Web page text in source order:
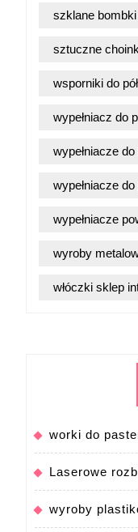
szklane
sztuczne
wsporniki do
wypełniacz do
wypełniacze
wypełniacze
wypełniacze
wyroby
włóczki sklep
worki do
Laserowe
wyroby